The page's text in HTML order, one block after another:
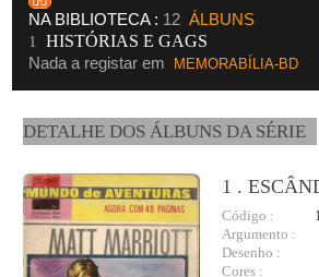
NA BIBLIOTECA : 12 ÁLBUNS
1
HISTÓRIAS E GAGS
Nada a registar em
MEMORABÍLIA-BD
DETALHE DOS ÁLBUNS DA SÉRIE
1 .
Código :
Argumento :
Desenho :
Cores :